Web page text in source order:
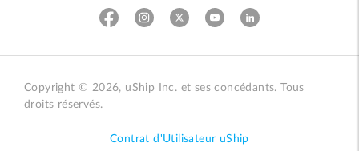
Copyright © 2026, uShip Inc. et ses concédants. Tous
droits réservés.
Contrat d'Utilisateur uShip